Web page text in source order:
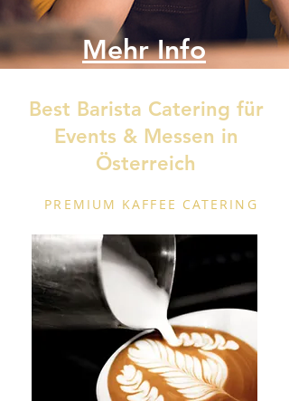
Mehr Info
Best Barista Catering für
Events & Messen in
Österreich
Mehr info
PREMIUM KAFFEE CATERING